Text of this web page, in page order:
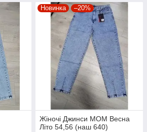
Новинка –20%
Жіночі Джинси МОМ Весна
Літо 54,56 (наш 640)